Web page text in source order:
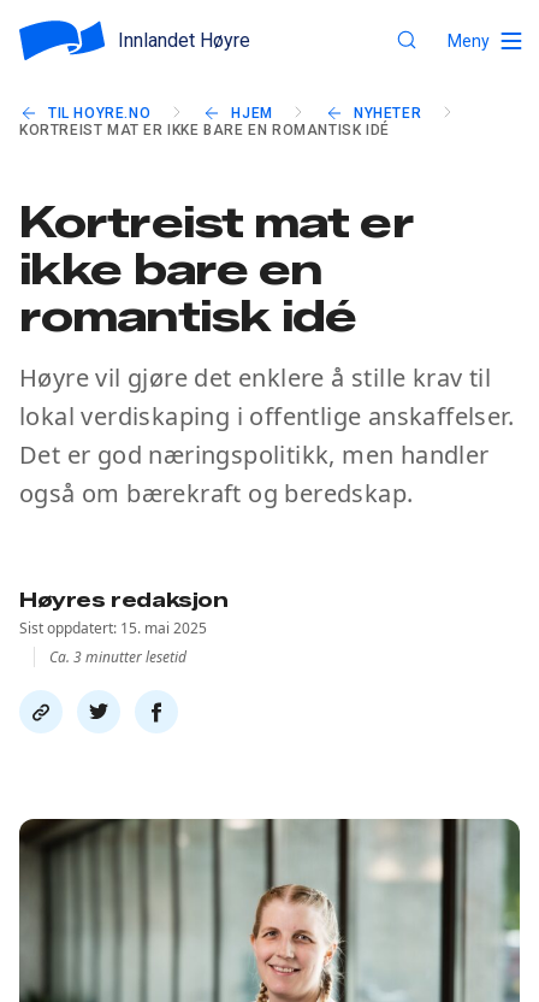
Innlandet Høyre Meny
TIL HOYRE.NO HJEM
NYHETER
KORTREIST MAT ER IKKE BARE EN ROMANTISK IDÉ
Kortreist mat er
ikke bare en
romantisk idé
Høyre vil gjøre det enklere å stille krav til
lokal verdiskaping i offentlige anskaffelser.
Det er god næringspolitikk, men handler
også om bærekraft og beredskap.
Høyres redaksjon
Sist oppdatert: 15. mai 2025
Ca. 3 minutter lesetid
Del
link
Del
på
Del
på